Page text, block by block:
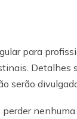
para
Detalhes
serão